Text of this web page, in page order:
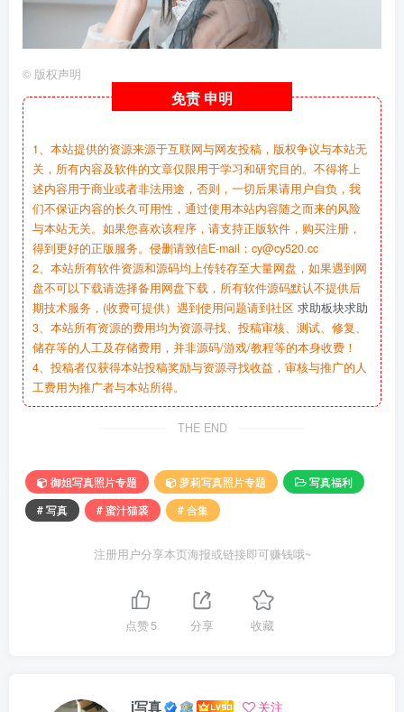
© 版权声明
免责 申明
1、本站提供的资源来源于互联网与网友投稿，版权争议与本站无
关，所有内容及软件的文章仅限用于学习和研究目的。不得将上
述内容用于商业或者非法用途，否则，一切后果请用户自负，我
们不保证内容的长久可用性，通过使用本站内容随之而来的风险
与本站无关。如果您喜欢该程序，请支持正版软件，购买注册，
得到更好的正版服务。侵删请致信E-mail：cy@cy520.cc
2、本站所有软件资源和源码均上传转存至大量网盘，如果遇到网
盘不可以下载请选择备用网盘下载，所有软件源码默认不提供后
期技术服务，(收费可提供）遇到使用问题请到社区 求助板块求助
3、本站所有资源的费用均为资源寻找、投稿审核、测试、修复、
储存等的人工及存储费用，并非源码/游戏/教程等的本身收费！
4、投稿者仅获得本站投稿奖励与资源寻找收益，审核与推广的人
工费用为推广者与本站所得。
THE END
御姐写真照片专题 萝莉写真照片专题
写真福利
# 写真
# 蜜汁猫裘 # 合集
注册用户分享本页海报或链接即可赚钱哦~
点赞5 分享 收藏
i写真 关注